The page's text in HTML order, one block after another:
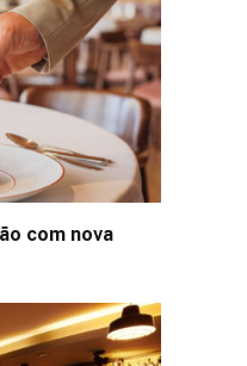
com nova